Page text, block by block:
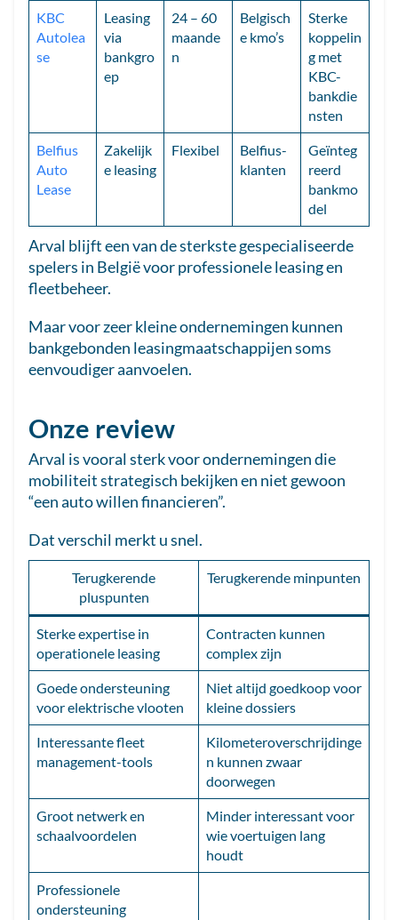
KBC
Autolea
se
Leasing
via
bankgro
ep
24 – 60
maande
n
Belgisch
e kmo’s
Sterke
koppelin
g met
KBC-
bankdie
nsten
Belfius
Auto
Lease
Zakelijk
e leasing
Flexibel
Belfius-
klanten
Geïnteg
reerd
bankmo
del
Arval blijft een van de sterkste gespecialiseerde
spelers in België voor professionele leasing en
fleetbeheer.
Maar voor zeer kleine ondernemingen kunnen
bankgebonden leasingmaatschappijen soms
eenvoudiger aanvoelen.
Onze review
Arval is vooral sterk voor ondernemingen die
mobiliteit strategisch bekijken en niet gewoon
“een auto willen financieren”.
Dat verschil merkt u snel.
Terugkerende
pluspunten
Terugkerende minpunten
Sterke expertise in
operationele leasing
Contracten kunnen
complex zijn
Goede ondersteuning
voor elektrische vlooten
Niet altijd goedkoop voor
kleine dossiers
Interessante fleet
management-tools
Kilometeroverschrijdinge
n kunnen zwaar
doorwegen
Groot netwerk en
schaalvoordelen
Minder interessant voor
wie voertuigen lang
houdt
Professionele
ondersteuning